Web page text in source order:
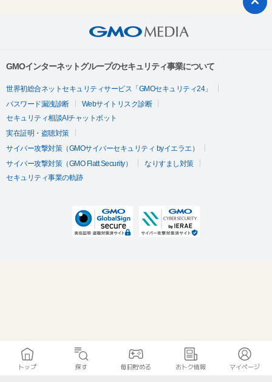
GMOインターネットグループのセキュリティ事業について
世界初総合ネットセキュリティサービス「GMOセキュリティ24」
パスワード漏洩診断
Webサイトリスク診断
セキュリティ相談AIチャットボット
実在証明・盗聴対策
サイバー攻撃対策（GMOサイバーセキュリティ byイエラエ）
サイバー攻撃対策（GMO Flatt Security）
なりすまし対策
セキュリティ事業の軌跡
トップ 探す 毎日貯める おトク情報 マイページ